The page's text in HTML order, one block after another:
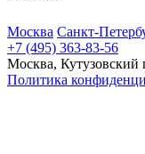
Москва Санкт-
+7 (495) 363-83-56
Москва, Кутузовский
Политика